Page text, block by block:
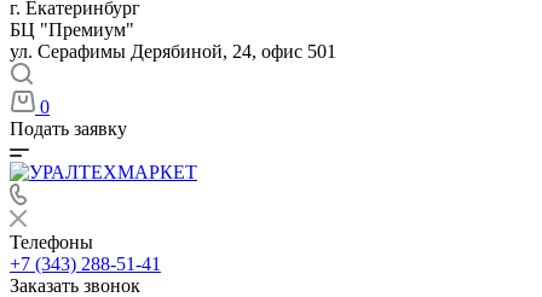
г. Екатеринбург
БЦ "Премиум"
ул. Серафимы Дерябиной, 24, офис 501
0
Подать заявку
Телефоны
+7 (343) 288-51-41
Заказать звонок